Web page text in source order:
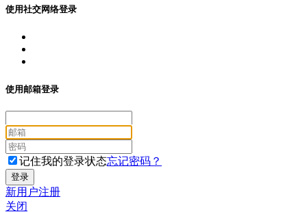
使用社交网络登录
使用邮箱登录
记住我的登录状态忘记密码？
新用户注册
关闭